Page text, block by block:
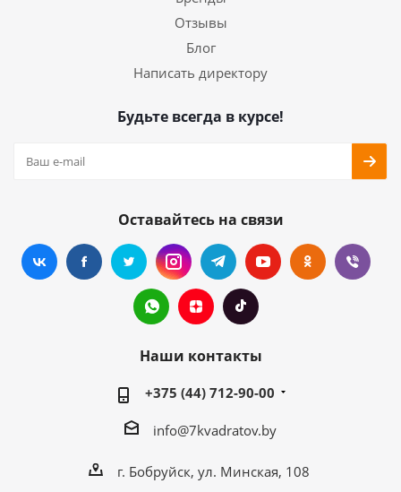
Отзывы
Блог
Написать директору
Будьте всегда в курсе!
Оставайтесь на связи
Наши контакты
+375 (44) 712-90-00
info@7kvadratov.by
г. Бобруйск, ул. Минская, 108